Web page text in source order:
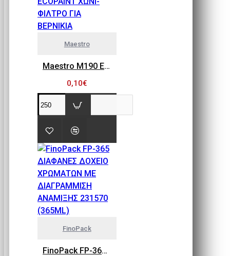
Maestro
Maestro M190 ECOPAINT ΧΩΝΙ-ΦΙΛΤΡΟ ΓΙΑ ΒΕΡΝΙΚΙΑ
0,10€
FinoPack
FinoPack FP-365 ΔΙΑΦΑΝΕΣ ΔΟΧΕΙΟ ΧΡΩΜΑΤΩΝ ΜΕ ΔΙΑΓΡΑΜΜΙΣΗ ΑΝΑΜΙΞΗΣ 231570 (365ML)